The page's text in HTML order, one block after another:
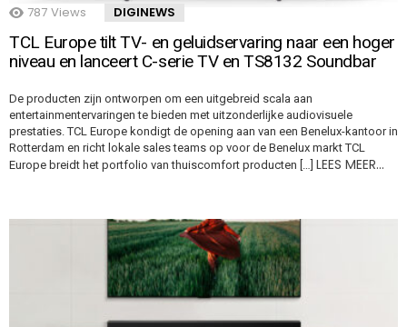
787 Views DIGINEWS
TCL Europe tilt TV- en geluidservaring naar een hoger
niveau en lanceert C-serie TV en TS8132 Soundbar
De producten zijn ontworpen om een uitgebreid scala aan
entertainmentervaringen te bieden met uitzonderlijke audiovisuele
prestaties. TCL Europe kondigt de opening aan van een Benelux-kantoor in
Rotterdam en richt lokale sales teams op voor de Benelux markt TCL
Europe breidt het portfolio van thuiscomfort producten […] LEES MEER…